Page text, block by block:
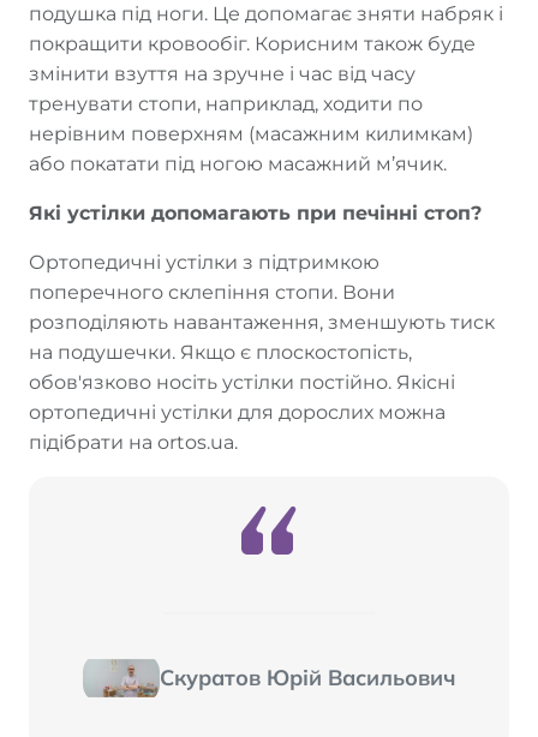
подушка під ноги. Це допомагає зняти набряк і
покращити кровообіг. Корисним також буде
змінити взуття на зручне і час від часу
тренувати стопи, наприклад, ходити по
нерівним поверхням (масажним килимкам)
або покатати під ногою масажний м’ячик.
Які устілки допомагають при печінні стоп?
Ортопедичні устілки з підтримкою
поперечного склепіння стопи. Вони
розподіляють навантаження, зменшують тиск
на подушечки. Якщо є плоскостопість,
обов'язково носіть устілки постійно. Якісні
ортопедичні устілки для дорослих можна
підібрати на ortos.ua.
Скуратов Юрій Васильович